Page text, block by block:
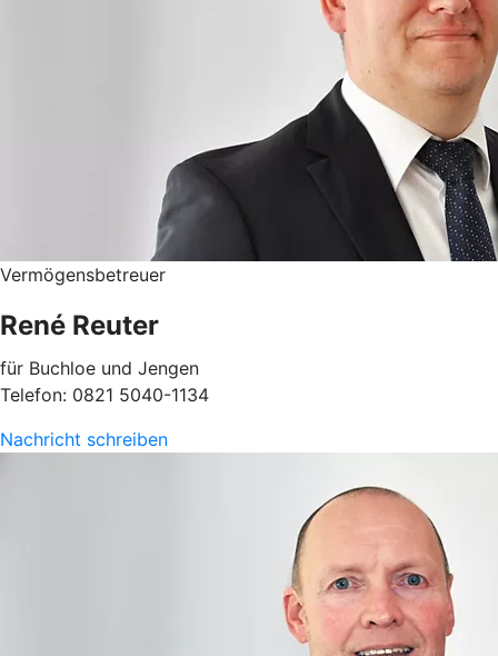
Vermögensbetreuer
René Reuter
für Buchloe und Jengen
Telefon: 0821 5040-1134
Nachricht schreiben